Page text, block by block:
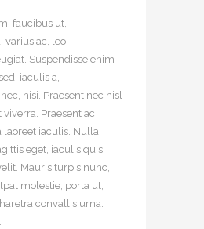
faucibus ut,
ac, leo.
Suspendisse enim
iaculis a,
nisi. Praesent nec nisl
Praesent ac
laoreet iaculis. Nulla
eget, iaculis quis,
Mauris turpis nunc,
molestie, porta ut,
convallis urna.